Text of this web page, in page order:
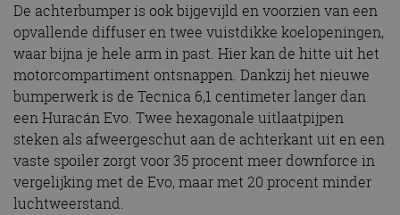
De achterbumper is ook bijgevijld en voorzien van een
opvallende diffuser en twee vuistdikke koelopeningen,
waar bijna je hele arm in past. Hier kan de hitte uit het
motorcompartiment ontsnappen. Dankzij het nieuwe
bumperwerk is de Tecnica 6,1 centimeter langer dan
een Huracán Evo. Twee hexagonale uitlaatpijpen
steken als afweergeschut aan de achterkant uit en een
vaste spoiler zorgt voor 35 procent meer downforce in
vergelijking met de Evo, maar met 20 procent minder
luchtweerstand.